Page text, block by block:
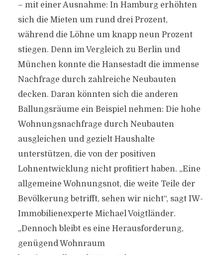
– mit einer Ausnahme: In Hamburg erhöhten
sich die Mieten um rund drei Prozent,
während die Löhne um knapp neun Prozent
stiegen. Denn im Vergleich zu Berlin und
München konnte die Hansestadt die immense
Nachfrage durch zahlreiche Neubauten
decken. Daran könnten sich die anderen
Ballungsräume ein Beispiel nehmen: Die hohe
Wohnungsnachfrage durch Neubauten
ausgleichen und gezielt Haushalte
unterstützen, die von der positiven
Lohnentwicklung nicht profitiert haben. „Eine
allgemeine Wohnungsnot, die weite Teile der
Bevölkerung betrifft, sehen wir nicht“, sagt IW-
Immobilienexperte Michael Voigtländer.
„Dennoch bleibt es eine Herausforderung,
genügend Wohnraum